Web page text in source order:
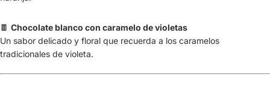
🍫 Chocolate blanco con caramelo de violetas
Un sabor delicado y floral que recuerda a los caramelos
tradicionales de violeta.